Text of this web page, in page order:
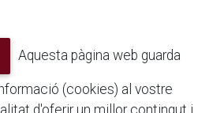
Aquesta pàgina web guarda
(cookies) al vostre
d'oferir un millor contingut i